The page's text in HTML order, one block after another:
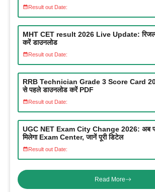
Result out Date:
MHT CET result 2026 Live Update: रिजल्ट
करें डाउनलोड
Result out Date:
RRB Technician Grade 3 Score Card
से पहले डाउनलोड करें PDF
Result out Date:
UGC NET Exam City Change 2026: अब
मिलेगा Exam Center, जानें पूरी डिटेल
Result out Date:
Read More